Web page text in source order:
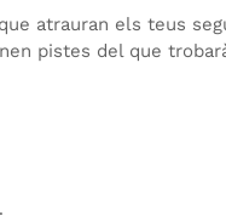
atrauran els teus
pistes del que